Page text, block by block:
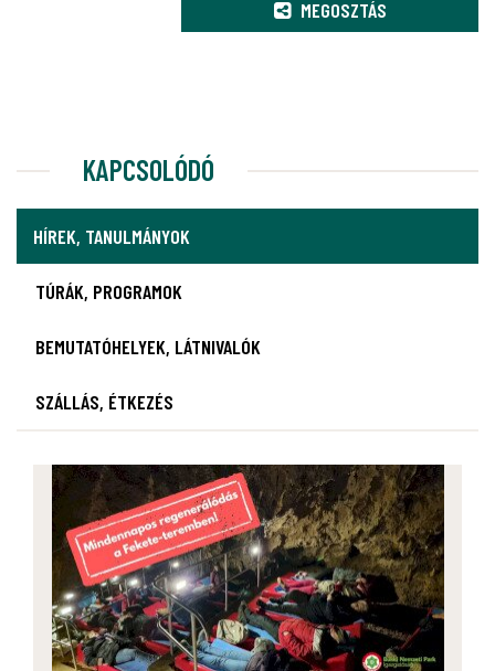
MEGOSZTÁS
KAPCSOLÓDÓ
HÍREK, TANULMÁNYOK
TÚRÁK, PROGRAMOK
BEMUTATÓHELYEK, LÁTNIVALÓK
SZÁLLÁS, ÉTKEZÉS